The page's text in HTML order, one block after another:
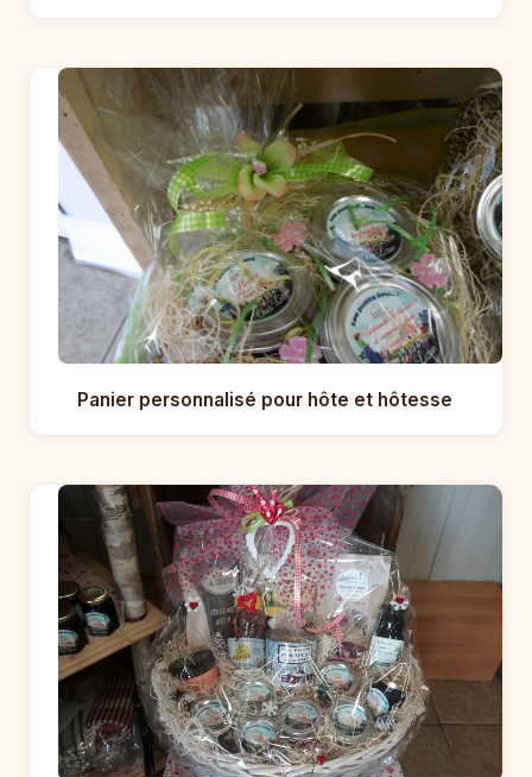
Panier personnalisé pour hôte et hôtesse